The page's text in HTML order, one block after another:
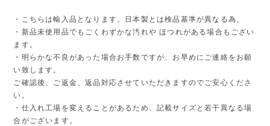
・こちらは輸入品となります。日本製とは検品基準が異なる為、
・新品未使用品でもごくわずかな汚れや ほつれがある場合もござい
ます。
・明らかな不良があった場合お手数ですが、お早めにご連絡をお願
い致します。
ご確認後、ご返金、返品対応させていただきますのでご安心くださ
い。
・仕入れ工場を変えることがあるため、記載サイズと若干異なる場
合がございます。